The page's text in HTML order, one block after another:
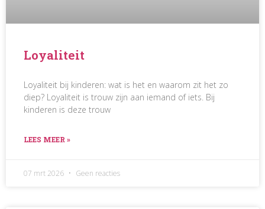
Loyaliteit
Loyaliteit bij kinderen: wat is het en waarom zit het zo
diep? Loyaliteit is trouw zijn aan iemand of iets. Bij
kinderen is deze trouw
LEES MEER »
07 mrt 2026 Geen reacties